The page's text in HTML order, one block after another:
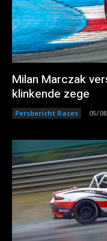
Milan Marczak
klinkende zege
Persbericht Races 05/